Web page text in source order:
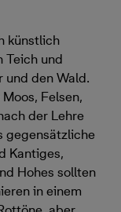
künstlich
Teich und
und den Wald.
Felsen,
der Lehre
gegensätzliche
Kantiges,
Hohes sollten
in einem